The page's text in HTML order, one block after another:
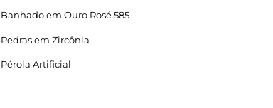
Banhado em Ouro Rosé 585
Pedras em Zircônia
Pérola Artificial